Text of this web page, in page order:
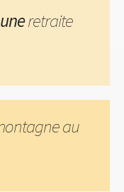
retraite
au